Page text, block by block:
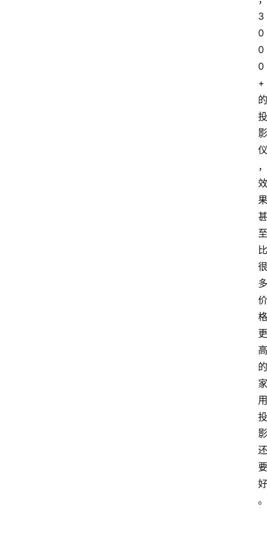
3
0
0
0
+
的
投
影
仪
，
效
果
甚
至
比
很
多
价
格
更
高
的
家
用
投
影
还
要
好
。